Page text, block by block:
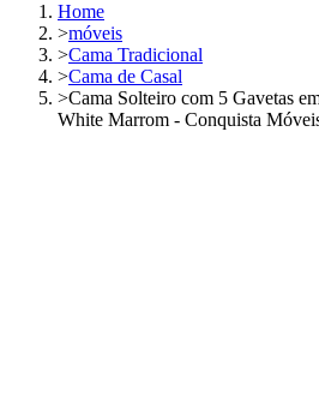
Home
>móveis
>Cama Tradicional
>Cama de Casal
>Cama Solteiro com 5 Gavetas
White Marrom - Conquista